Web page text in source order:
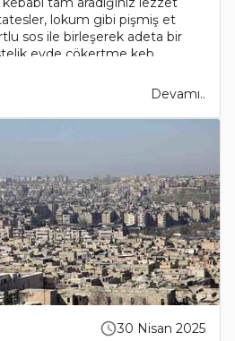
lokum gibi pişmiş et
sos ile birleşerek adeta bir
evde çökertme keb..
Devamı..
30 Nisan 2025